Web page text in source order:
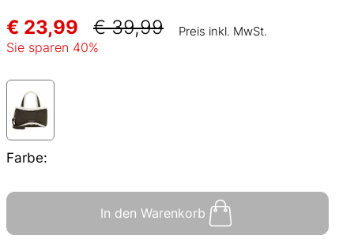
€ 23,99 € 39,99 Preis inkl. MwSt.
Sie sparen 40%
Farbe:
In den Warenkorb